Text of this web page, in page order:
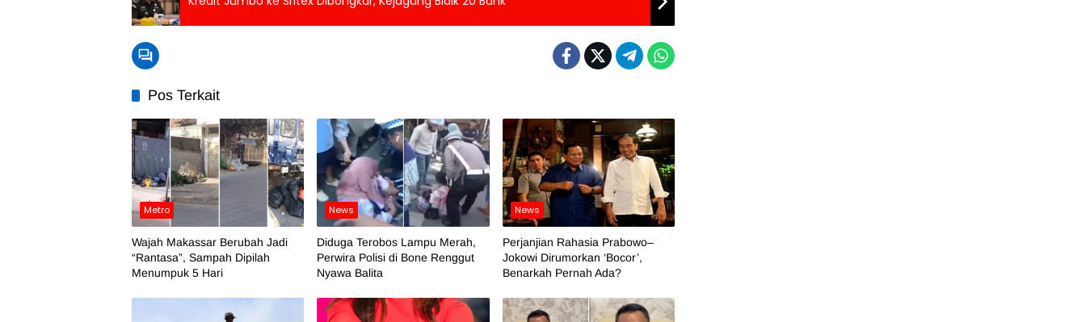
Pos Terkait
Metro
Wajah Makassar Berubah Jadi
“Rantasa”, Sampah Dipilah
Menumpuk 5 Hari
News
Diduga Terobos Lampu Merah,
Perwira Polisi di Bone Renggut
Nyawa Balita
News
Perjanjian Rahasia Prabowo–
Jokowi Dirumorkan ‘Bocor’,
Benarkah Pernah Ada?